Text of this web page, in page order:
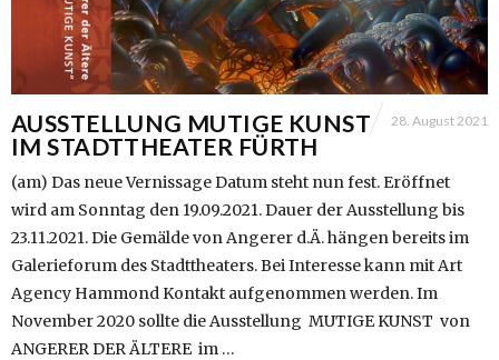
AUSSTELLUNG MUTIGE KUNST
IM STADTTHEATER FÜRTH
28. August 2021
(am) Das neue Vernissage Datum steht nun fest. Eröffnet
wird am Sonntag den 19.09.2021. Dauer der Ausstellung bis
23.11.2021. Die Gemälde von Angerer d.Ä. hängen bereits im
Galerieforum des Stadttheaters. Bei Interesse kann mit Art
Agency Hammond Kontakt aufgenommen werden. Im
November 2020 sollte die Ausstellung MUTIGE KUNST von
ANGERER DER ÄLTERE im …